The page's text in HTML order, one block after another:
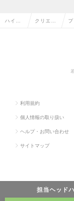
担当ヘッド
ハイク クリエイ
利用規約
個人情報の取り扱い
ヘルプ・お問い合わせ
サイトマップ